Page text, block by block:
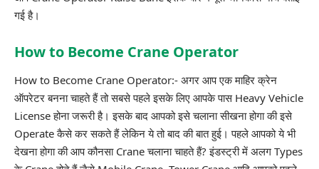
गई है।
How to Become Crane Operator
How to Become Crane Operator:- अगर आप एक माहिर क्रेन
ऑपरेटर बनना चाहते हैं तो सबसे पहले इसके लिए आपके पास Heavy Vehicle
License होना जरूरी है। इसके बाद आपको इसे चलाना सीखना होगा की इसे
Operate कैसे कर सकते हैं लेकिन ये तो बाद की बात हुई। पहले आपको ये भी
देखना होगा की आप कौनसा Crane चलाना चाहते हैं? इंडस्ट्री में अलग Types